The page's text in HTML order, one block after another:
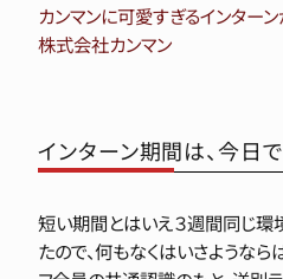
カンマンに可愛すぎるインター
株式会社カンマン
インターン期間は、今日
短い期間とはいえ３週間同じ
たので、何もなくはいさようなら